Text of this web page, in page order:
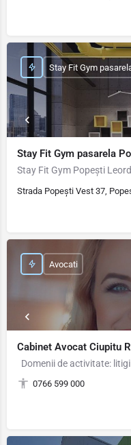
Stay Fit Gym pasarela
Strada Popești Vest 37,
Stay Fit Gym
Cabinet Avocat Ciupitu R
0766 599 000
Avocati